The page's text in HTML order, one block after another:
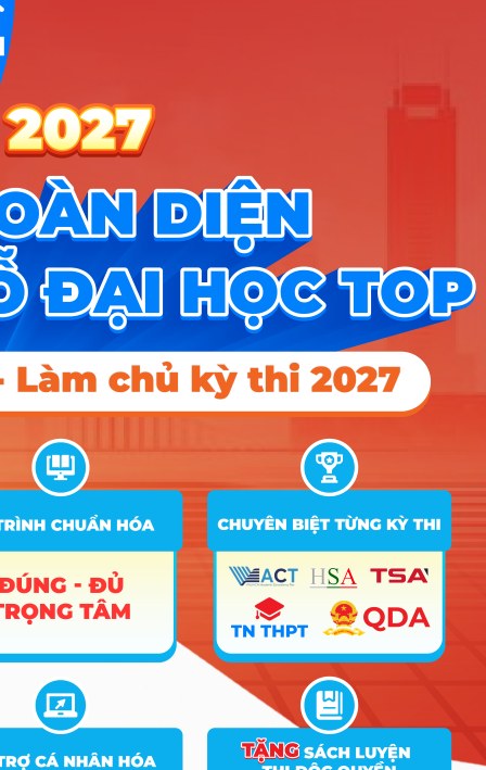
37 Quản lý bệnh viện
X26; X27; X28
39 Quản trị khách sạn C00; D01; A07; C03; C04
Quản trị Nhà hàng và
C00; D01; A07; C04; C03
41
Quản lý tài nguyên và
môi trường
A00; B00; D01; C02
STT Tên ngành Tổ hợp
Điểm Chuẩn
2025 2024 2023
2 Thiết kế đồ họa 18
Thiết kế thời trang A00; A01; D01; D14 18
4 Ngôn ngữ Anh C04; D01; C03; X03; X04 18 6
Ngôn ngữ Trung
6 Kinh tế số
D01; C01; C02; C03; C04;
18
7 Tâm lý học
B00; C00; D01; B03; C03;
C04; C08; C12; C13; D13;
D14; D15; X01; X70; X74;
X78
18 6
Đông phương học C04; D01; C03; X03; X04 18
9
phương tiện
A01; C00; D01; D15 18 6